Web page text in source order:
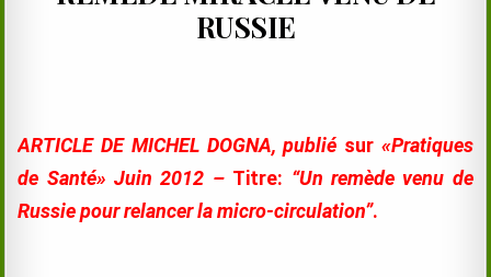
RUSSIE
ARTICLE DE MICHEL DOGNA, publié sur«Pratiques
de Santé» Juin 2012 – Titre: “Un remède venu de
Russie pour relancer la micro-circulation”.